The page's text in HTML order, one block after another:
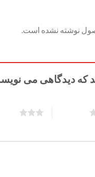
نوشته نشده است.
که دیدگاهی می